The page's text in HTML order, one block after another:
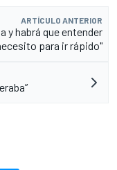
ARTÍCULO ANTERIOR
y habrá que entender
para ir rápido"